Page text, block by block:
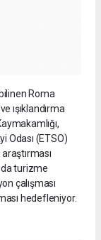
bilinen Roma
ışıklandırma
Odası (ETSO)
da turizme
çalışması
hedefleniyor.